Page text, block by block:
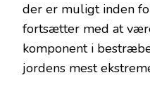
der er muligt inden
fortsætter med at
komponent i
jordens mest